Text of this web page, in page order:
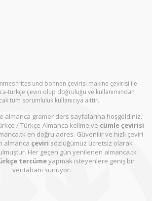
frites und bohnen çevirisi makine çevirisi ile
türkçe çeviri olup doğruluğu ve kullanımından
tüm sorumluluk kullanıcıya aittir.
almanca gramer ders sayfalarına hoşgeldiniz.
/ Türkçe-Almanca kelime ve cümle çevirisi
en doğru adres. Güvenilir ve hızlı çeviri
almanca çeviri sözlüğümüz ücretsiz olarak
Her geçen gün yenilenen almanca.tk
tercümeyapmak isteyenlere geniş bir
veritabanı sunuyor.